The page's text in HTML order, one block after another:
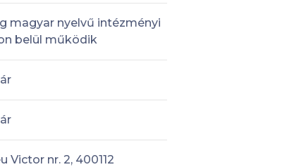
magyar nyelvű intézményi
belül működik
Victor nr. 2, 400112